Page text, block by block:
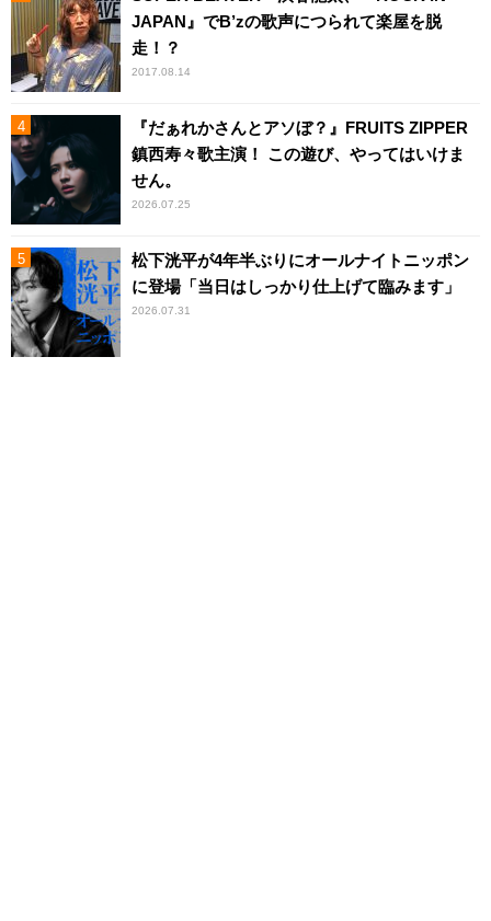
JAPAN』でB’zの歌声につられて楽屋を脱
走！？
2017.08.14
『だぁれかさんとアソぼ？』FRUITS ZIPPER
鎮西寿々歌主演！ この遊び、やってはいけま
せん。
2026.07.25
松下洸平が4年半ぶりにオールナイトニッポン
に登場「当日はしっかり仕上げて臨みます」
2026.07.31